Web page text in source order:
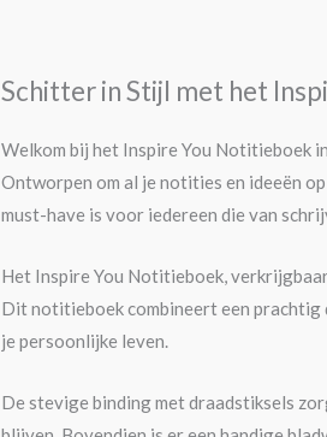
Schitter in Stijl met het
Welkom bij het Inspire You Notitieboek
Ontworpen om al je notities en ideeën
must-have is voor iedereen die van
Het Inspire You Notitieboek,
Dit notitieboek combineert een prachtig
je persoonlijke leven.
De stevige binding met draadstiksels